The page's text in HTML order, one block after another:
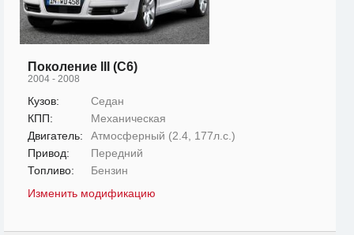
Поколение III (C6)
2004 - 2008
Кузов:
Седан
КПП:
Механическая
Двигатель:
Атмосферный (2.4, 177л.с.)
Привод:
Передний
Топливо:
Бензин
Изменить модификацию